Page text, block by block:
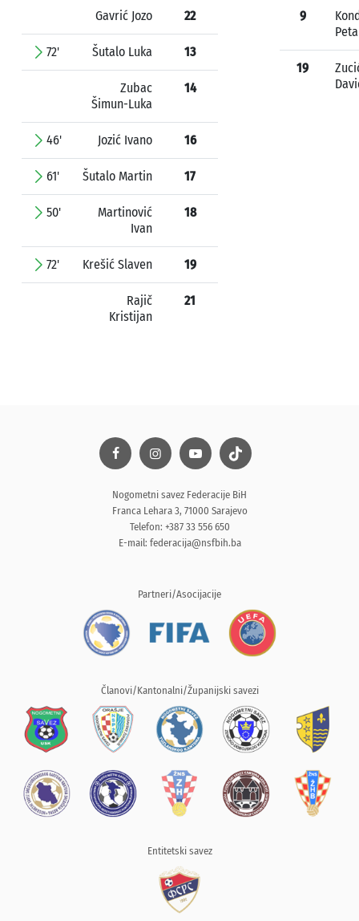
Gavrić Jozo 22
72' Šutalo Luka 13
Zubac
Šimun-Luka
14
46' Jozić Ivano 16
61' Šutalo Martin 17
50'
Martinović
Ivan
18
72' Krešić Slaven 19
Rajič
Kristijan
21
9
19
Nogometni savez Federacije BiH
Franca Lehara 3, 71000 Sarajevo
Telefon: +387 33 556 650
E-mail: federacija@nsfbih.ba
Partneri/Asocijacije
Članovi/Kantonalni/Županijski savezi
Entitetski savez